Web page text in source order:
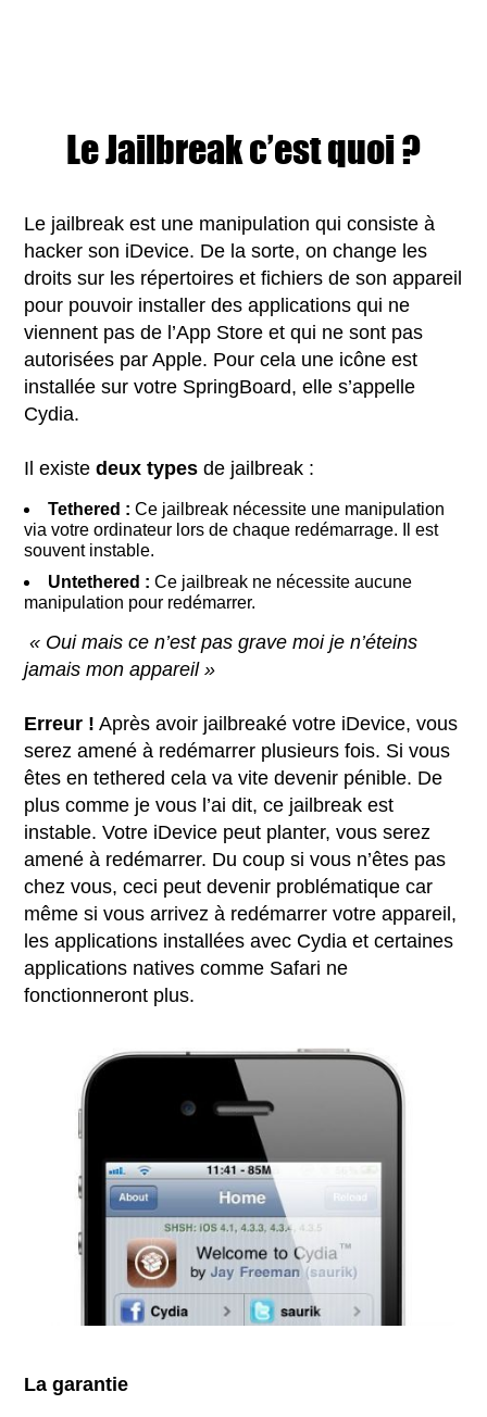
Le Jailbreak c’est quoi ?
Le jailbreak est une manipulation qui consiste à
hacker son iDevice. De la sorte, on change les
droits sur les répertoires et fichiers de son appareil
pour pouvoir installer des applications qui ne
viennent pas de l’App Store et qui ne sont pas
autorisées par Apple. Pour cela une icône est
installée sur votre SpringBoard, elle s’appelle
Cydia.
Il existedeux types de jailbreak :
Tethered : Ce jailbreak nécessite une manipulation
via votre ordinateur lors de chaque redémarrage. Il est
souvent instable.
Untethered : Ce jailbreak ne nécessite aucune
manipulation pour redémarrer.
« Oui mais ce n’est pas grave moi je n’éteins
jamais mon appareil »
Erreur ! Après avoir jailbreaké votre iDevice, vous
serez amené à redémarrer plusieurs fois. Si vous
êtes en tethered cela va vite devenir pénible. De
plus comme je vous l’ai dit, ce jailbreak est
instable. Votre iDevice peut planter, vous serez
amené à redémarrer. Du coup si vous n’êtes pas
chez vous, ceci peut devenir problématique car
même si vous arrivez à redémarrer votre appareil,
les applications installées avec Cydia et certaines
applications natives comme Safari ne
fonctionneront plus.
La garantie